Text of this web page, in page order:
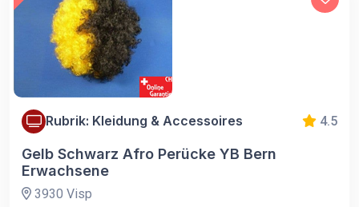
Rubrik: Kleidung & Accessoires 4.5
Gelb Schwarz Afro Perücke YB Bern
Erwachsene
3930 Visp